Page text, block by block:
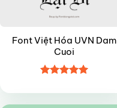
Font Việt Hóa UVN Dam
Cuoi
hạng4.95
5 sao